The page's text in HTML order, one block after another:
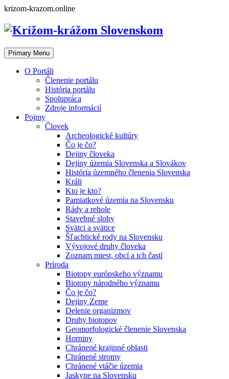
Skip
content
krizom-krazom.online
Primary Menu
O Portáli
Členenie portálu
História portálu
Spolupráca
Zdroje informácií
Pojmy
Človek
Archeologické kultúry
Čo je čo?
Dejiny človeka
Dejiny územia Slovenska a Slovákov
História územného členenia Slovenska
Králi
Kto je kto?
Pamiatkové územia na Slovensku
Rády a rehole
Stavebné slohy
Svätci a svätice
Šľachtické rody na Slovensku
Vývojové druhy človeka
Zoznam miest, obcí a ich častí
Príroda
Biotopy európskeho významu
Biotopy národného významu
Čo je čo?
Dejiny Zeme
Delenie organizmov
Druhy biotopov
Geomorfologické členenie Slovenska
Horniny
Chránené krajinné oblasti
Chránené stromy
Chránené vtáčie územia
Jaskyne na Slovensku